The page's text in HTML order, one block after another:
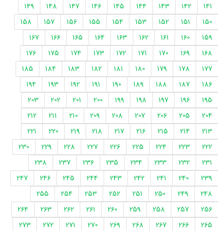
141
142
143
144
145
146
147
148
149
150
151
152
153
154
155
156
157
158
159
160
161
162
163
164
165
166
167
168
169
170
171
172
173
174
175
176
177
178
179
180
181
182
183
184
185
186
187
188
189
190
191
192
193
194
195
196
197
198
199
200
201
202
203
204
205
206
207
208
209
210
211
212
213
214
215
216
217
218
219
220
221
222
223
224
225
226
227
228
229
230
231
232
233
234
235
236
237
238
239
240
241
242
243
244
245
246
247
248
249
250
251
252
253
254
255
256
257
258
259
260
261
262
263
264
265
266
267
268
269
270
271
272
273